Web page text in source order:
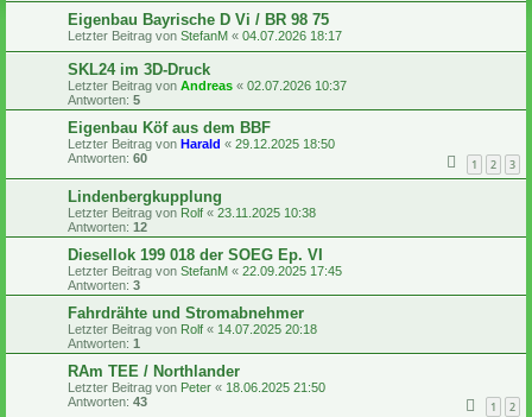
Eigenbau Bayrische D Vi / BR 98 75
Letzter Beitrag von StefanM « 04.07.2026 18:17
SKL24 im 3D-Druck
Letzter Beitrag von Andreas « 02.07.2026 10:37
Antworten: 5
Eigenbau Köf aus dem BBF
Letzter Beitrag von Harald « 29.12.2025 18:50
Antworten: 60 1 2 3
Lindenbergkupplung
Letzter Beitrag von Rolf « 23.11.2025 10:38
Antworten: 12
Diesellok 199 018 der SOEG Ep. VI
Letzter Beitrag von StefanM « 22.09.2025 17:45
Antworten: 3
Fahrdrähte und Stromabnehmer
Letzter Beitrag von Rolf « 14.07.2025 20:18
Antworten: 1
RAm TEE / Northlander
Letzter Beitrag von Peter « 18.06.2025 21:50
Antworten: 43 1 2